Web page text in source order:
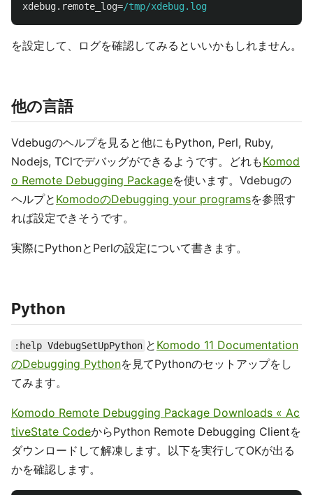
xdebug.remote_log=/tmp/xdebug.log
を設定して、ログを確認してみるといいかもしれません。
他の言語
Vdebugのヘルプを見ると他にもPython, Perl, Ruby,
Nodejs, TClでデバッグができるようです。どれもKomod
o Remote Debugging Packageを使います。Vdebugの
ヘルプと KomodoのDebugging your programsを参照す
れば設定できそうです。
実際にPythonとPerlの設定について書きます。
Python
:help VdebugSetUpPython と Komodo 11 Documentation
のDebugging Pythonを見てPythonのセットアップをし
てみます。
Komodo Remote Debugging Package Downloads « Ac
tiveState CodeからPython Remote Debugging Clientを
ダウンロードして解凍します。以下を実行してOKが出る
かを確認します。